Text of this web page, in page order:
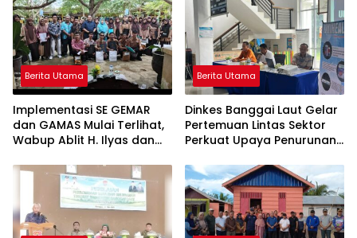
Berita Utama
Implementasi SE GEMAR
dan GAMAS Mulai Terlihat,
Wabup Ablit H. Ilyas dan
Kompak Ambil Rapor Anak
Berita Utama
Dinkes Banggai Laut Gelar
Pertemuan Lintas Sektor
Perkuat Upaya Penurunan